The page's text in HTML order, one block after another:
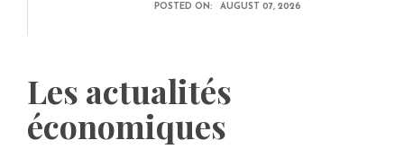
POSTED ON: AUGUST 07, 2026
Les actualités
économiques